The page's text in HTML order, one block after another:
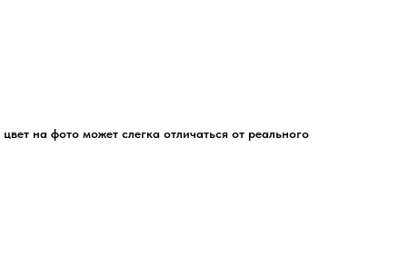
на фото может слегка отличаться от реального